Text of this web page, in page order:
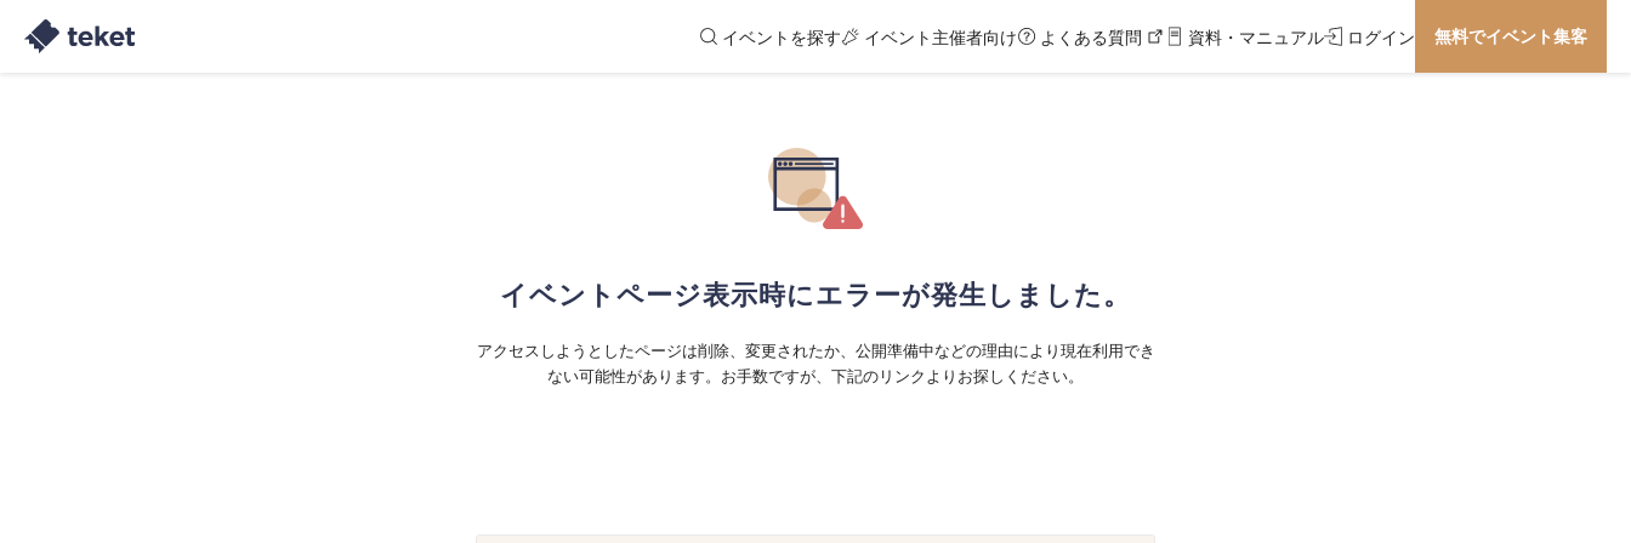
イベントを探す イベント主催者向け よくある質問 資料・マニュアル ログイン 無料でイベント集客
イベントページ表示時にエラーが発生しました。
アクセスしようとしたページは削除、変更されたか、公開準備中などの理由により現在利用でき
ない可能性があります。お手数ですが、下記のリンクよりお探しください。